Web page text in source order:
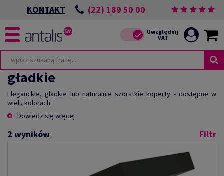
KONTAKT (22) 189 50 00
gładkie
Eleganckie, gładkie lub naturalnie szorstkie koperty - dostępne w
wielu kolorach.
Dowiedz się więcej
2 wyników Filtr